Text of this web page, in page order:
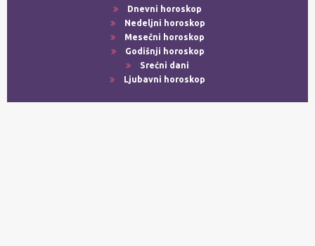
Dnevni horoskop
Nedeljni horoskop
Mesečni horoskop
Godišnji horoskop
Srećni dani
Ljubavni horoskop